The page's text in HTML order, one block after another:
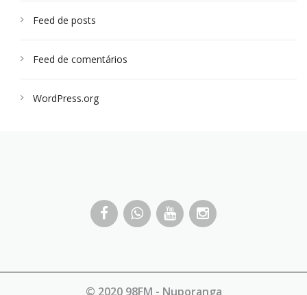
Feed de posts
Feed de comentários
WordPress.org
© 2020 98FM - Nuporanga